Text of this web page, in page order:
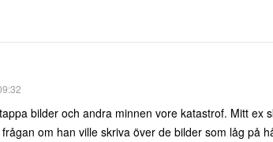
bilder och andra minnen vore katastrof. Mitt ex
om han ville skriva över de bilder som låg på